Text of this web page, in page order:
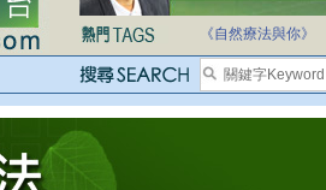
《自然療法與你》